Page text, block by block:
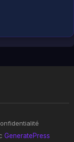
GeneratePress